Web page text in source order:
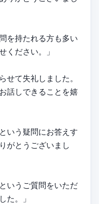
を持たれる方も多い
ください。」
せて失礼しました。
話しできることを嬉
という疑問にお答えす
がとうございまし
というご質問をいただ
た。」